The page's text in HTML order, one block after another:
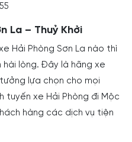
La – Thuỷ Khởi
Hải Phòng Sơn La nào thì
hài lòng. Đây là hãng xe
lựa chọn cho mọi
tuyến xe Hải Phòng đi Mộc
hàng các dịch vụ tiện